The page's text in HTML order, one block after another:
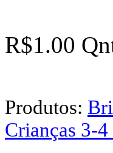
R$1.00
Produtos:
Crianças 3-4